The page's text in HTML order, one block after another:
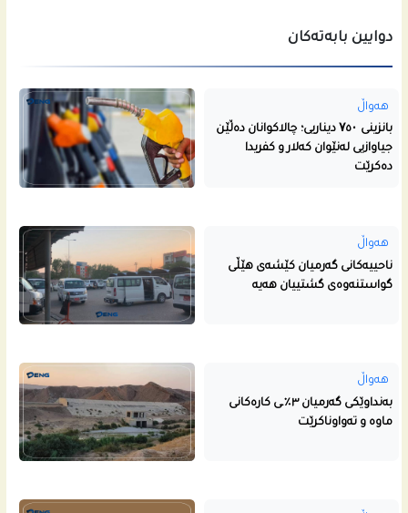
دوایین بابەتەکان
هەواڵ
بانزینی ۷٥۰ دیناریی؛ چالاکوانان دەڵێن
جیاوازیی لەنێوان کەلار و کفریدا
دەکرێت
هەواڵ
ناحییه‌كانى گه‌رمیان كێشه‌ى هێڵى
گواستنه‌وه‌ى گشتییان هه‌یه‌
هەواڵ
بەنداوێکی گەرمیان ٣٪ـی کارەکانی
ماوە و تەواوناکرێت